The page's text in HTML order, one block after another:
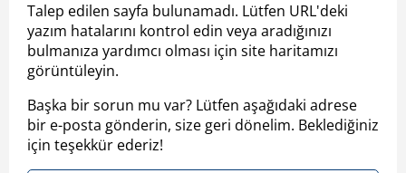
Talep edilen sayfa bulunamadı. Lütfen URL'deki
yazım hatalarını kontrol edin veya aradığınızı
bulmanıza yardımcı olması için site haritamızı
görüntüleyin.
Başka bir sorun mu var? Lütfen aşağıdaki adrese
bir e-posta gönderin, size geri dönelim. Beklediğiniz
için teşekkür ederiz!